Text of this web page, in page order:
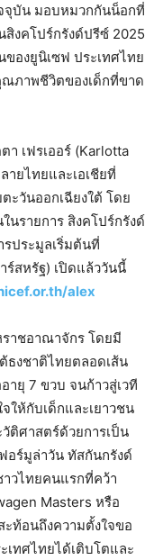
จุบัน มอบหมวกกันน็อกที่
งคโปร์กรังด์ปรีซ์ 2025
องยูนิเซฟ ประเทศไทย
ภาพชีวิตของเด็กที่ขาด
เฟรเออร์ (Karlotta
ยไทยและเอเชียที่
ะวันออกเฉียงใต้ โดย
นรายการ สิงคโปร์กรังด์
ประมูลเริ่มต้นที่
ร์สหรัฐ) เปิดแล้ววันนี้
alex
าชอาณาจักร โดยมี
ธงชาติไทยตลอดเส้น
ายุ 7 ขวบ จนก้าวสู่เวที
ให้กับเด็กและเยาวชน
ติศาสตร์ด้วยการเป็น
อร์มูล่าวัน ทัสกันกรังด์
วไทยคนแรกที่คว้า
Masters หรือ
ท้อนถึงความตั้งใจขอ
เทศไทยได้เติบโตและ